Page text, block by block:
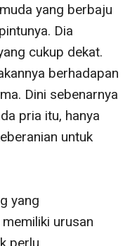
yang berbaju
Dia
cukup dekat.
berhadapan
Dini sebenarnya
pria itu, hanya
untuk
yang
urusan
perlu